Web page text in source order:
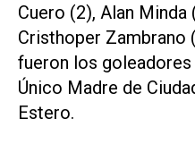
Cuero (2), Alan Minda
Cristhoper Zambrano
fueron los
Único Madre de
Estero.